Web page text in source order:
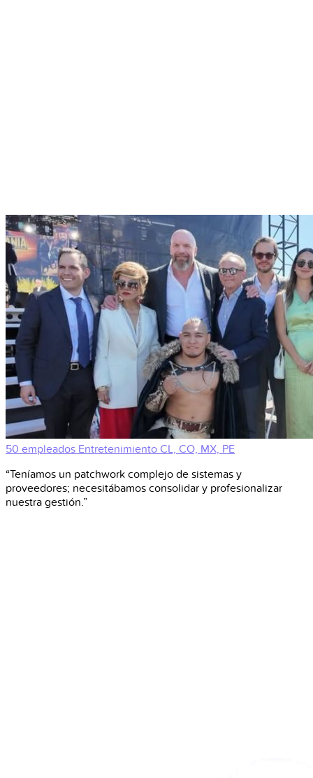
50 empleados Entretenimiento CL, CO, MX, PE
“Teníamos un patchwork complejo de sistemas y
proveedores; necesitábamos consolidar y profesionalizar
nuestra gestión.”